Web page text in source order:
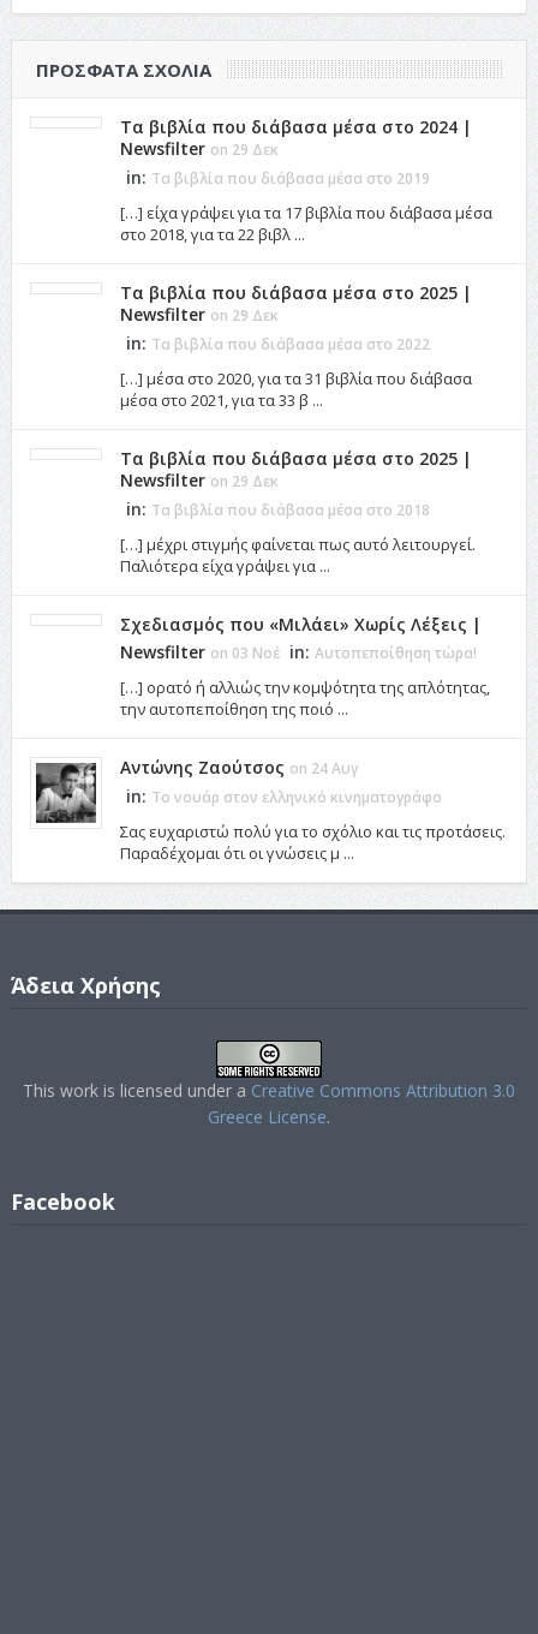
ΠΡΌΣΦΑΤΑ ΣΧΌΛΙΑ
Τα βιβλία που διάβασα μέσα στο 2024 |
Newsfilter on 29 Δεκ
in: Τα βιβλία που διάβασα μέσα στο 2019
[…] είχα γράψει για τα 17 βιβλία που διάβασα μέσα
στο 2018, για τα 22 βιβλ ...
Τα βιβλία που διάβασα μέσα στο 2025 |
Newsfilter on 29 Δεκ
in: Τα βιβλία που διάβασα μέσα στο 2022
[…] μέσα στο 2020, για τα 31 βιβλία που διάβασα
μέσα στο 2021, για τα 33 β ...
Τα βιβλία που διάβασα μέσα στο 2025 |
Newsfilter on 29 Δεκ
in: Τα βιβλία που διάβασα μέσα στο 2018
[…] μέχρι στιγμής φαίνεται πως αυτό λειτουργεί.
Παλιότερα είχα γράψει για ...
Σχεδιασμός που «Μιλάει» Χωρίς Λέξεις |
Newsfilter on 03 Νοέ in: Αυτοπεποίθηση τώρα!
[…] ορατό ή αλλιώς την κομψότητα της απλότητας,
την αυτοπεποίθηση της ποιό ...
Αντώνης Ζαούτσος on 24 Αυγ
in: Το νουάρ στον ελληνικό κινηματογράφο
Σας ευχαριστώ πολύ για το σχόλιο και τις προτάσεις.
Παραδέχομαι ότι οι γνώσεις μ ...
Άδεια Χρήσης
This work is licensed under a Creative Commons Attribution 3.0
Greece License.
Facebook